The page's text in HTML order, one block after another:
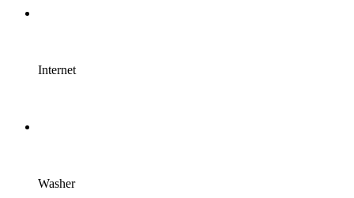
Internet
Washer